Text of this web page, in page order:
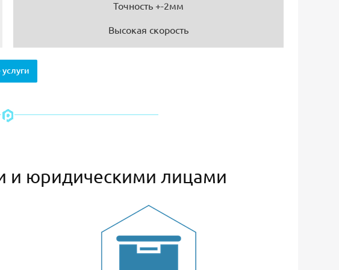
Точность +-2мм
Высокая скорость
услуги
и юридическими лицами